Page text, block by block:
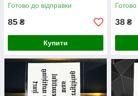
Готово до відправки
85 ₴
Купити
38 ₴